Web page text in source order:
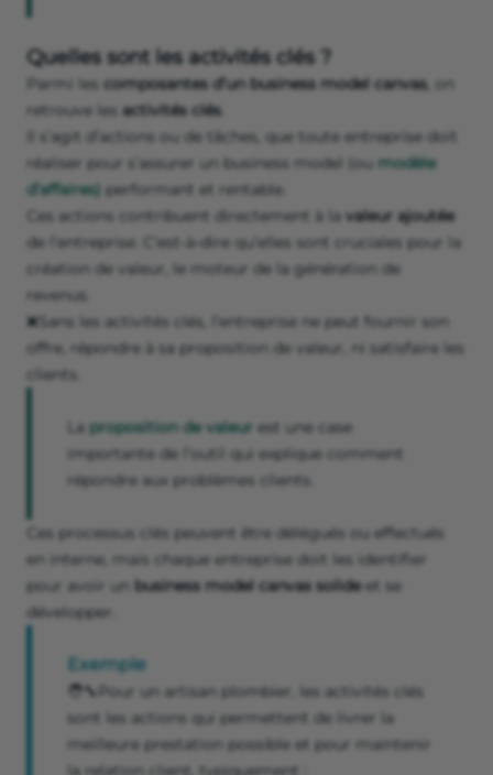
Quelles sont les activités clés ?
Parmi les composantes d’un business model canvas, on
retrouve les activités clés.
Il s’agit d’actions ou de tâches, que toute entreprise doit
réaliser pour s’assurer un business model (ou modèle
d’affaires) performant et rentable.
Ces actions contribuent directement à la valeur ajoutée
de l’entreprise. C'est-à-dire qu’elles sont cruciales pour la
création de valeur, le moteur de la génération de
revenus.
❌Sans les activités clés, l’entreprise ne peut fournir son
offre, répondre à sa proposition de valeur, ni satisfaire les
clients.
La proposition de valeur est une case
importante de l’outil qui explique comment
répondre aux problèmes clients.
Ces processus clés peuvent être délégués ou effectués
en interne, mais chaque entreprise doit les identifier
pour avoir un business model canvas solideet se
développer.
Exemple
🧑‍🔧Pour un artisan plombier, les activités clés
sont les actions qui permettent de livrer la
meilleure prestation possible et pour maintenir
la relation client, typiquement :